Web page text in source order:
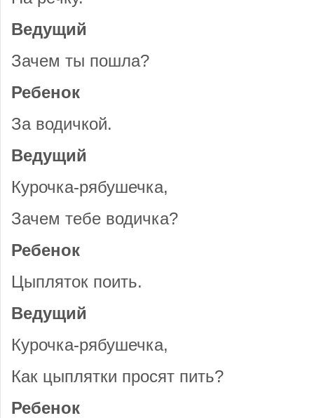
Ведущий
Зачем ты пошла?
Ребенок
За водичкой.
Ведущий
Курочка-рябушечка,
Зачем тебе водичка?
Ребенок
Цыпляток поить.
Ведущий
Курочка-рябушечка,
Как цыплятки просят пить?
Ребенок